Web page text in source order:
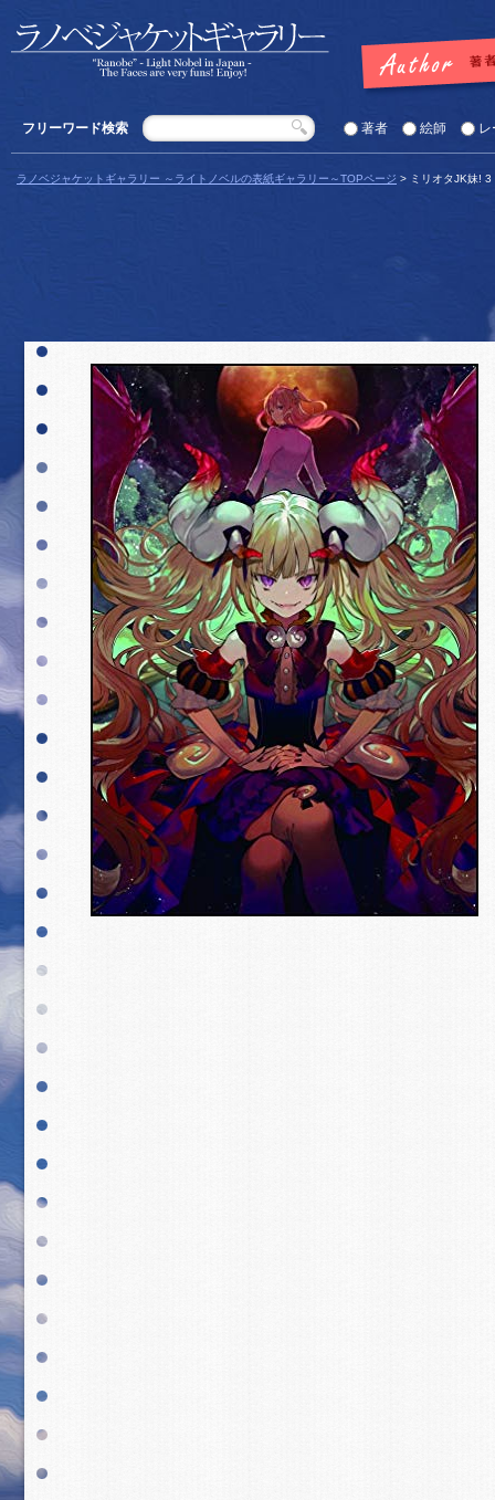
フリーワード検索 著者 絵師 レ
ラノベジャケットギャラリー ～ライトノベルの表紙ギャラリー～TOPページ > ミリオタJK妹! 3